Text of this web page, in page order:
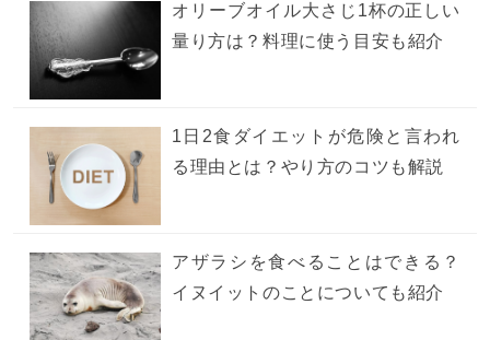
オリーブオイル大さじ1杯の正しい
量り方は？料理に使う目安も紹介
1日2食ダイエットが危険と言われ
る理由とは？やり方のコツも解説
アザラシを食べることはできる？
イヌイットのことについても紹介